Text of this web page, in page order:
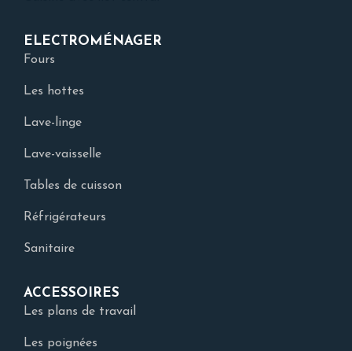
ELECTROMÉNAGER
Fours
Les hottes
Lave-linge
Lave-vaisselle
Tables de cuisson
Réfrigérateurs
Sanitaire
ACCESSOIRES
Les plans de travail
Les poignées